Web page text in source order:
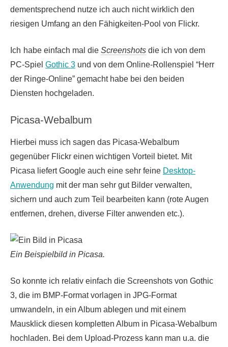
dementsprechend nutze ich auch nicht wirklich den
riesigen Umfang an den Fähigkeiten-Pool von Flickr.
Ich habe einfach mal die Screenshots die ich von dem
PC-Spiel Gothic 3 und von dem Online-Rollenspiel “Herr
der Ringe-Online” gemacht habe bei den beiden
Diensten hochgeladen.
Picasa-Webalbum
Hierbei muss ich sagen das Picasa-Webalbum
gegenüber Flickr einen wichtigen Vorteil bietet. Mit
Picasa liefert Google auch eine sehr feine Desktop-
Anwendung mit der man sehr gut Bilder verwalten,
sichern und auch zum Teil bearbeiten kann (rote Augen
entfernen, drehen, diverse Filter anwenden etc.).
Ein Beispielbild in Picasa.
So konnte ich relativ einfach die Screenshots von Gothic
3, die im BMP-Format vorlagen in JPG-Format
umwandeln, in ein Album ablegen und mit einem
Mausklick diesen kompletten Album in Picasa-Webalbum
hochladen. Bei dem Upload-Prozess kann man u.a. die